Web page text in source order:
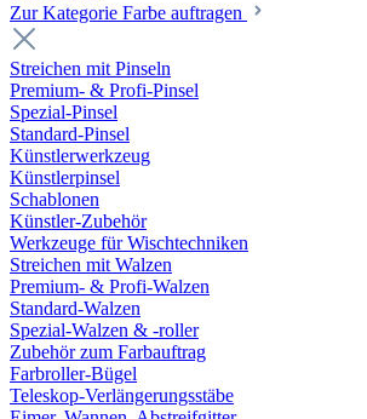
Zur Kategorie Farbe auftragen
Streichen mit Pinseln
Premium- & Profi-Pinsel
Spezial-Pinsel
Standard-Pinsel
Künstlerwerkzeug
Künstlerpinsel
Schablonen
Künstler-Zubehör
Werkzeuge für Wischtechniken
Streichen mit Walzen
Premium- & Profi-Walzen
Standard-Walzen
Spezial-Walzen & -roller
Zubehör zum Farbauftrag
Farbroller-Bügel
Teleskop-Verlängerungsstäbe